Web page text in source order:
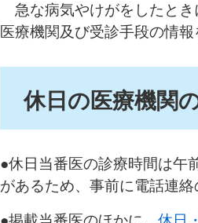
急な病気やけがをしたと
医療機関及び受診手段の情
休日の医療機関
●休日当番医の診療時間は午
があるため、事前に電話連